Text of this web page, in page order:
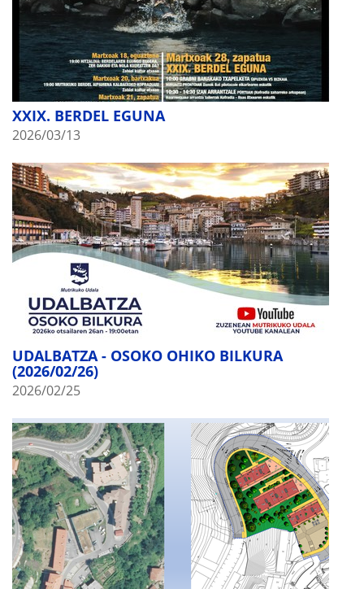
XXIX. BERDEL EGUNA
2026/03/13
UDALBATZA - OSOKO OHIKO BILKURA
(2026/02/26)
2026/02/25